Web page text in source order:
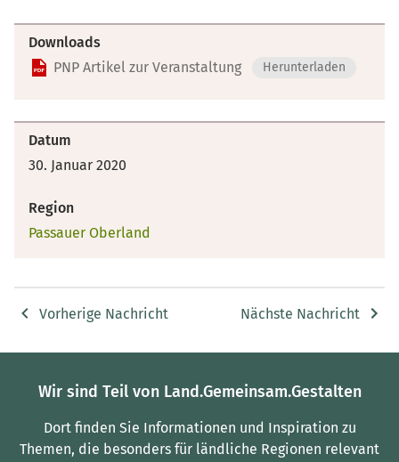
Downloads
PNP Artikel zur Veranstaltung
Herunterladen
Datum
30. Januar 2020
Region
Passauer Oberland
Vorherige Nachricht Nächste Nachricht
Wir sind Teil von Land.Gemeinsam.Gestalten
Dort finden Sie Informationen und Inspiration zu
Themen, die besonders für ländliche Regionen relevant